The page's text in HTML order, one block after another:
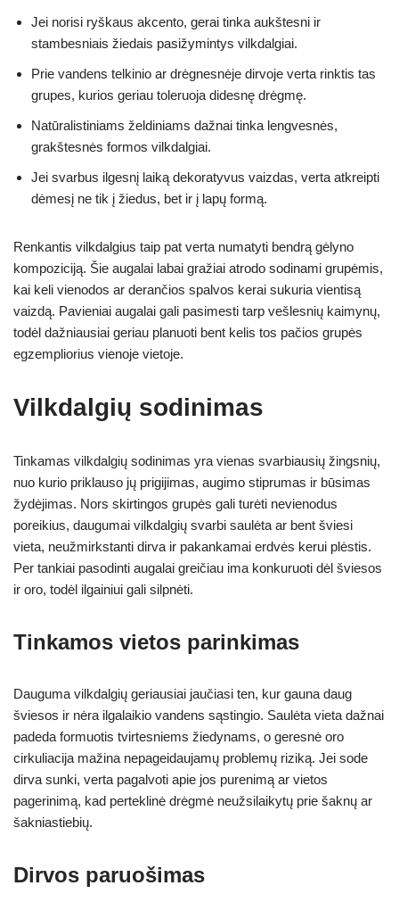
Jei norisi ryškaus akcento, gerai tinka aukštesni ir
stambesniais žiedais pasižymintys vilkdalgiai.
Prie vandens telkinio ar drėgnesnėje dirvoje verta rinktis tas
grupes, kurios geriau toleruoja didesnę drėgmę.
Natūralistiniams želdiniams dažnai tinka lengvesnės,
grakštesnės formos vilkdalgiai.
Jei svarbus ilgesnį laiką dekoratyvus vaizdas, verta atkreipti
dėmesį ne tik į žiedus, bet ir į lapų formą.
Renkantis vilkdalgius taip pat verta numatyti bendrą gėlyno
kompoziciją. Šie augalai labai gražiai atrodo sodinami grupėmis,
kai keli vienodos ar derančios spalvos kerai sukuria vientisą
vaizdą. Pavieniai augalai gali pasimesti tarp vešlesnių kaimynų,
todėl dažniausiai geriau planuoti bent kelis tos pačios grupės
egzempliorius vienoje vietoje.
Vilkdalgių sodinimas
Tinkamas vilkdalgių sodinimas yra vienas svarbiausių žingsnių,
nuo kurio priklauso jų prigijimas, augimo stiprumas ir būsimas
žydėjimas. Nors skirtingos grupės gali turėti nevienodus
poreikius, daugumai vilkdalgių svarbi saulėta ar bent šviesi
vieta, neužmirkstanti dirva ir pakankamai erdvės kerui plėstis.
Per tankiai pasodinti augalai greičiau ima konkuruoti dėl šviesos
ir oro, todėl ilgainiui gali silpnėti.
Tinkamos vietos parinkimas
Dauguma vilkdalgių geriausiai jaučiasi ten, kur gauna daug
šviesos ir nėra ilgalaikio vandens sąstingio. Saulėta vieta dažnai
padeda formuotis tvirtesniems žiedynams, o geresnė oro
cirkuliacija mažina nepageidaujamų problemų riziką. Jei sode
dirva sunki, verta pagalvoti apie jos purenimą ar vietos
pagerinimą, kad perteklinė drėgmė neužsilaikytų prie šaknų ar
šakniastiebių.
Dirvos paruošimas